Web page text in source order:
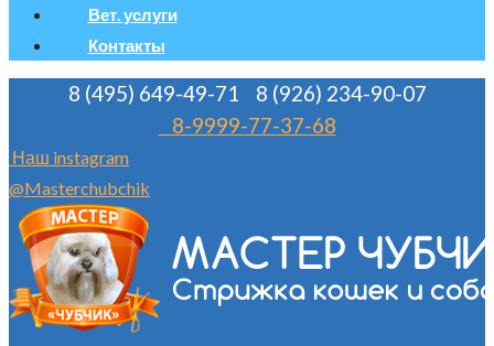
Вет. услуги
Контакты
8 (495) 649-49-71
8 (926) 234-90-07
8-9999-77-37-68
Наш instagram
@Masterchubchik